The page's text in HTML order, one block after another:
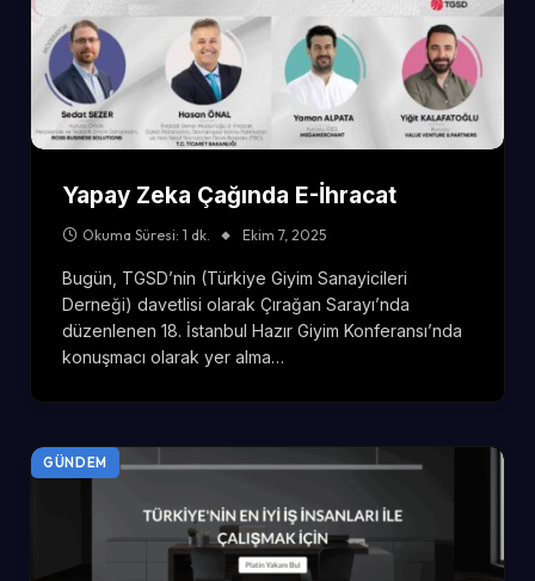
Yapay Zeka Çağında E-İhracat
Okuma Süresi: 1 dk. Ekim 7, 2025
Bugün, TGSD’nin (Türkiye Giyim Sanayicileri
Derneği) davetlisi olarak Çırağan Sarayı’nda
düzenlenen 18. İstanbul Hazır Giyim Konferansı’nda
konuşmacı olarak yer alma…
GÜNDEM